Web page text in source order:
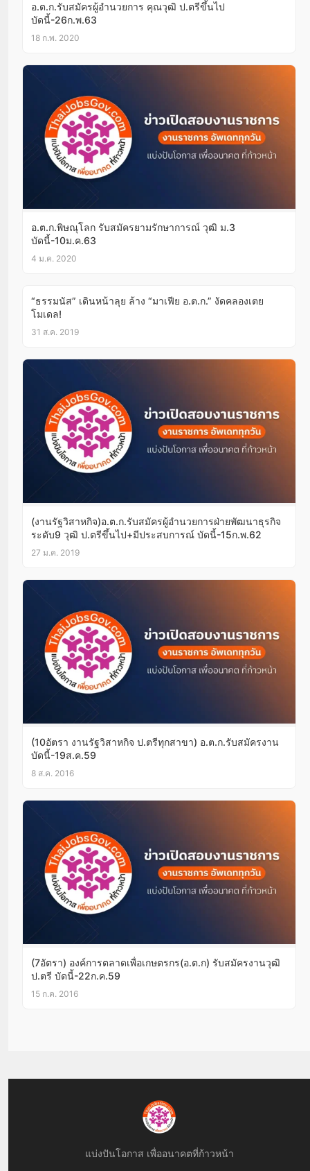
อ.ต.ก.รับสมัครผู้อำนวยการ คุณวุฒิ ป.ตรีขึ้นไป
บัดนี้-26ก.พ.63
18 ก.พ. 2020
อ.ต.ก.พิษณุโลก รับสมัครยามรักษาการณ์ วุฒิ ม.3
บัดนี้-10ม.ค.63
4 ม.ค. 2020
“ธรรมนัส” เดินหน้าลุย ล้าง “มาเฟีย อ.ต.ก.” งัดคลองเตย
โมเดล!
31 ส.ค. 2019
(งานรัฐวิสาหกิจ)อ.ต.ก.รับสมัครผู้อำนวยการฝ่ายพัฒนาธุรกิจ
ระดับ9 วุฒิ ป.ตรีขึ้นไป+มีประสบการณ์ บัดนี้-15ก.พ.62
27 ม.ค. 2019
(10อัตรา งานรัฐวิสาหกิจ ป.ตรีทุกสาขา) อ.ต.ก.รับสมัครงาน
บัดนี้-19ส.ค.59
8 ส.ค. 2016
(7อัตรา) องค์การตลาดเพื่อเกษตรกร(อ.ต.ก) รับสมัครงานวุฒิ
ป.ตรี บัดนี้-22ก.ค.59
15 ก.ค. 2016
แบ่งปันโอกาส เพื่ออนาคตที่ก้าวหน้า